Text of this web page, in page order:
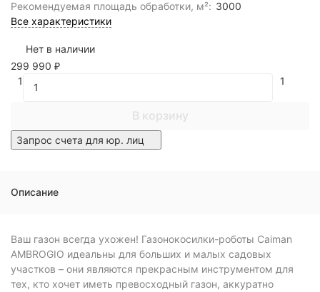
Рекомендуемая площадь обработки, м²: 3000
Все характеристики
Нет в наличии
299 990 ₽
1 1
В корзину
Запрос счета для юр. лиц
Описание
Ваш газон всегда ухожен! Газонокосилки-роботы Caiman
AMBROGIO идеальны для больших и малых садовых
участков – они являются прекрасным инструментом для
тех, кто хочет иметь превосходный газон, аккуратно